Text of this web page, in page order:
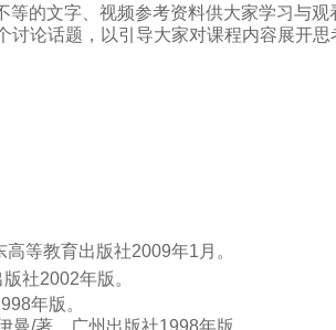
的文字、视频参考资料供大家学习与
论话题，以引导大家对课程内容展开
高等教育出版社2009年1 月。
版社2002年版。
年版。
曼/著，广州出版社1998年版。